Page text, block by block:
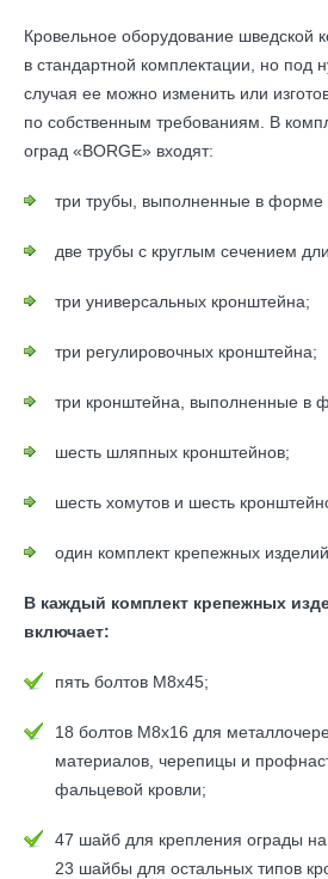
Кровельное оборудование шведской
в стандартной комплектации, но под
случая ее можно изменить или
по собственным требованиям. В
оград «BORGE» входят:
три трубы, выполненные в форме
две трубы с круглым сечением
три универсальных кронштейна;
три регулировочных кронштейна;
три кронштейна, выполненные в
шесть шляпных кронштейнов;
шесть хомутов и шесть
один комплект крепежных изделий.
В каждый комплект крепежных
включает:
пять болтов М8х45;
18 болтов М8х16 для
материалов, черепицы и
фальцевой кровли;
47 шайб для крепления ограды
23 шайбы для остальных типов